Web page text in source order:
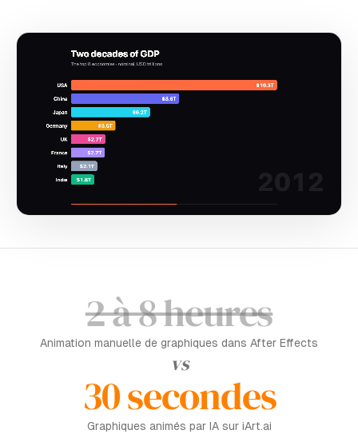
2 à 8 heures
Animation manuelle de graphiques dans After Effects
vs
30 secondes
Graphiques animés par IA sur iArt.ai